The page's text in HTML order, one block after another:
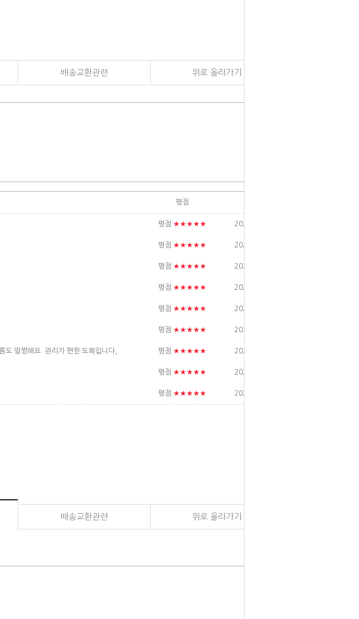
배송교환관련 위로 올라가기
평점
평점 ★★★★★ 2026/02/18
평점 ★★★★★ 2026/02/04
평점 ★★★★★ 2025/07/31
평점 ★★★★★ 2025/04/26
평점 ★★★★★ 2024/10/17
평점 ★★★★★ 2024/06/20
도 멀쩡해요. 관리가 편한 도복입니다, 평점 ★★★★★ 2023/07/26
평점 ★★★★★ 2023/07/19
평점 ★★★★★ 2023/06/14
배송교환관련 위로 올라가기